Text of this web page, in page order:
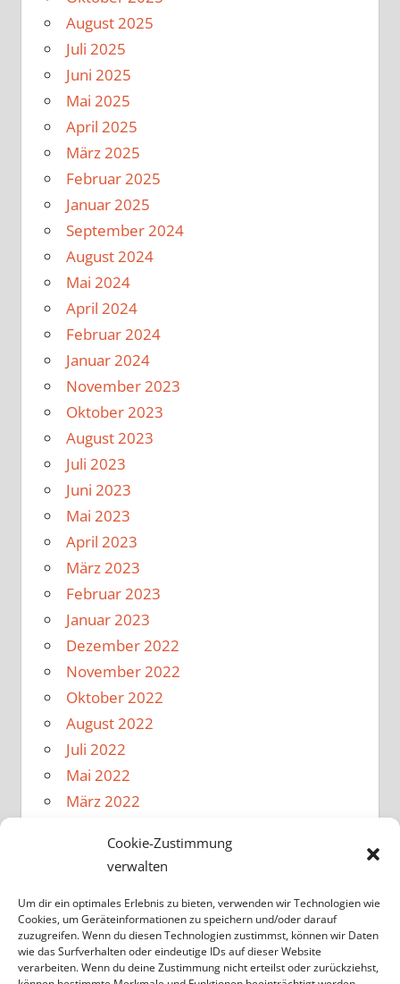
Cookie-Zustimmung
verwalten
Um dir ein optimales Erlebnis zu bieten, verwenden wir Technologien wie
Cookies, um Geräteinformationen zu speichern und/oder darauf
zuzugreifen. Wenn du diesen Technologien zustimmst, können wir Daten
wie das Surfverhalten oder eindeutige IDs auf dieser Website
verarbeiten. Wenn du deine Zustimmung nicht erteilst oder zurückziehst,
August 2025
Juli 2025
Juni 2025
Mai 2025
April 2025
März 2025
Februar 2025
Januar 2025
September 2024
August 2024
Mai 2024
April 2024
Februar 2024
Januar 2024
November 2023
Oktober 2023
August 2023
Juli 2023
Juni 2023
Mai 2023
April 2023
März 2023
Februar 2023
Januar 2023
Dezember 2022
November 2022
Oktober 2022
August 2022
Juli 2022
Mai 2022
März 2022
Januar 2022
November 2021
Oktober 2021
August 2021